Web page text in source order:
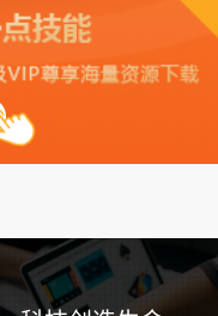
良好。过高的BMI可能与多种健
娠并发症。 生殖健康：捐赠
障碍或异常问题。此外，还需
生殖系统的健康。 遗传病史
需要无严重的遗传病史、精
过基因检测、家族史调查和
卵者的病原体。 药物与生活习
者、非吸烟者、非吸毒者，并